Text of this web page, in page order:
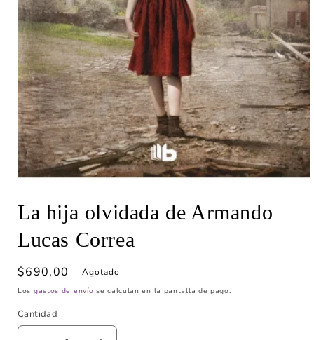
multimedia
1
una
ventana
La hija olvidada de Armando
Lucas Correa
Precio
habitual
$690,00 Agotado
Los gastos de envío se calculan en la pantalla de pago.
Cantidad